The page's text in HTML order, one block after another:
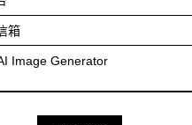
箱
Image Generator